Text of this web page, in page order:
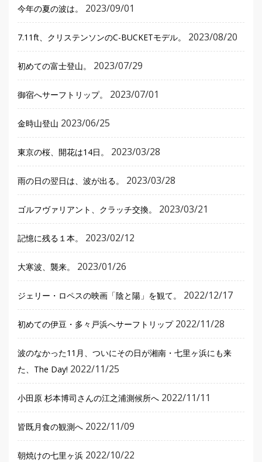
今年の夏の波は。 2023/09/01
7.11ft、クリステンソンのC-BUCKETモデル。 2023/08/20
初めての富士登山。 2023/07/29
御宿へサーフトリップ。 2023/07/01
金時山登山 2023/06/25
東京の桜、開花は14日。 2023/03/28
雨の日の翌日は、波が出る。 2023/03/28
ゴルフヴァリアント、クラッチ交換。 2023/03/21
記憶に残る１本。 2023/02/12
大寒波、襲来。 2023/01/26
ジェリー・ロペスの映画「陰と陽」を観て。 2022/12/17
初めての伊豆・多々戸浜へサーフトリップ 2022/11/28
波のなかった11月、ついにその日が湘南・七里ヶ浜にも来
た、The Day! 2022/11/25
小田原 杉本博司さんの江之浦測候所へ 2022/11/11
皆既月食の観測へ 2022/11/09
朝焼けの七里ヶ浜 2022/10/22